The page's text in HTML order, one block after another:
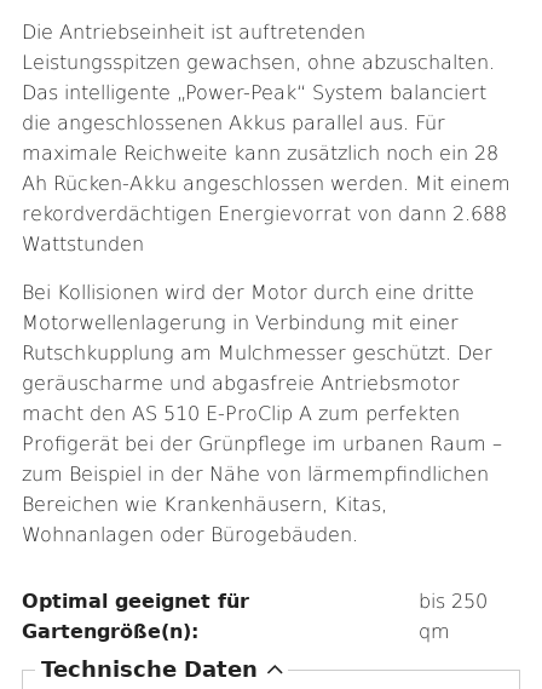
Die Antriebseinheit ist auftretenden
Leistungsspitzen gewachsen, ohne abzuschalten.
Das intelligente „Power-Peak“ System balanciert
die angeschlossenen Akkus parallel aus. Für
maximale Reichweite kann zusätzlich noch ein 28
Ah Rücken-Akku angeschlossen werden. Mit einem
rekordverdächtigen Energievorrat von dann 2.688
Wattstunden
Bei Kollisionen wird der Motor durch eine dritte
Motorwellenlagerung in Verbindung mit einer
Rutschkupplung am Mulchmesser geschützt. Der
geräuscharme und abgasfreie Antriebsmotor
macht den AS 510 E-ProClip A zum perfekten
Profigerät bei der Grünpflege im urbanen Raum –
zum Beispiel in der Nähe von lärmempfindlichen
Bereichen wie Krankenhäusern, Kitas,
Wohnanlagen oder Bürogebäuden.
Optimal geeignet für
Gartengröße(n):
bis 250
qm
A
Technische Daten